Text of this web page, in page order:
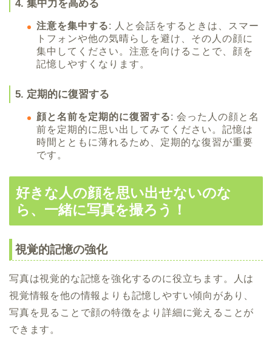
4. 集中力を高める
注意を集中する: 人と会話をするときは、スマー
トフォンや他の気晴らしを避け、その人の顔に
集中してください。注意を向けることで、顔を
記憶しやすくなります。
5. 定期的に復習する
顔と名前を定期的に復習する: 会った人の顔と名
前を定期的に思い出してみてください。記憶は
時間とともに薄れるため、定期的な復習が重要
です。
好きな人の顔を思い出せないのな
ら、一緒に写真を撮ろう！
視覚的記憶の強化
写真は視覚的な記憶を強化するのに役立ちます。人は
視覚情報を他の情報よりも記憶しやすい傾向があり、
写真を見ることで顔の特徴をより詳細に覚えることが
できます。